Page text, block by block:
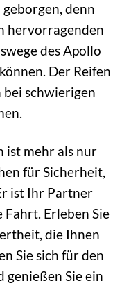
denn
hervorragenden
des Apollo
Der Reifen
bei schwierigen
ist mehr als nur
für Sicherheit,
ist Ihr Partner
Erleben Sie
die Ihnen
Sie sich für den
genießen Sie ein